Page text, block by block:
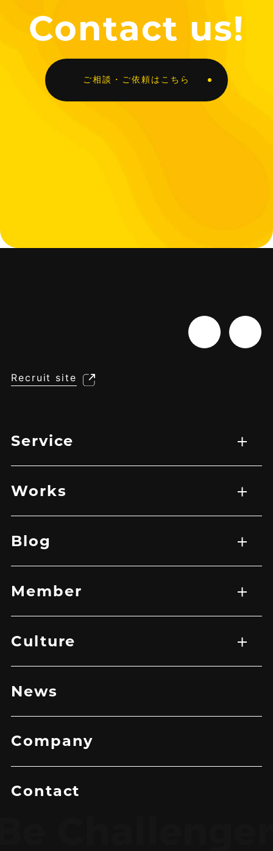
Contact us!
ご相談・ご依頼はこちら
Recruit site
Service
サービス一覧
WEB制作
映像制作
広告マーケティング戦略
アプリ開発
Works
実績一覧
EC
HP
LP
グラフィック
その他
バナー
映像
Blog
記事一覧
Member
メンバー一覧
Culture
トップ
企業理念
メッセージ
News
Company
Contact